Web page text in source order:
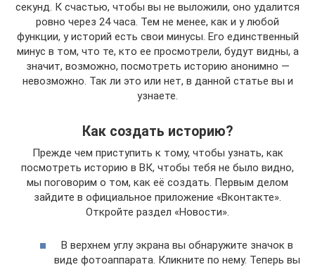
секунд. К счастью, чтобы вы не выложили, оно удалится
ровно через 24 часа. Тем не менее, как и у любой
функции, у историй есть свои минусы. Его единственный
минус в том, что те, кто ее просмотрели, будут видны, а
значит, возможно, посмотреть историю анонимно —
невозможно. Так ли это или нет, в данной статье вы и
узнаете.
Как создать историю?
Прежде чем приступить к тому, чтобы узнать, как
посмотреть историю в ВК, чтобы тебя не было видно,
мы поговорим о том, как её создать. Первым делом
зайдите в официальное приложение «Вконтакте».
Откройте раздел «Новости».
В верхнем углу экрана вы обнаружите значок в
виде фотоаппарата. Кликните по нему. Теперь вы